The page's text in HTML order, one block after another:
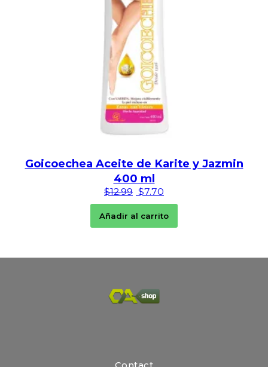
Goicoechea Aceite de Karite y Jazmin
400 ml
$12.99 El precio original era: $12.99.
$7.70
Añadir al carrito